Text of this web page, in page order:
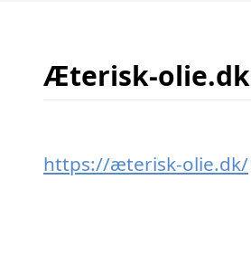
Æterisk-olie.dk
https://æterisk-olie.dk/